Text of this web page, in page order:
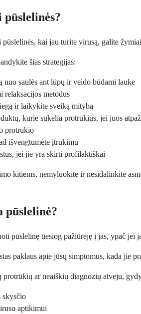
kai jau turite virusą, galite
šias strategijas:
nuo saulės ant lūpų ir veido būdami lauke
relaksacijos metodus
ir laikykite sveiką mitybą
kurie sukelia protrūkius, jei juos
protrūkio
išvengtumėte įtrūkimų
jei jie yra skirti profilaktiškai
kitiems, nemyluokite ir nesidalinkite
pūslelinė?
pūslelinę tiesiog pažiūrėję į jas, ypač
paklaus apie jūsų simptomus, kada jie
ar neaiškių diagnozių atveju,
skysčio
aptikimui